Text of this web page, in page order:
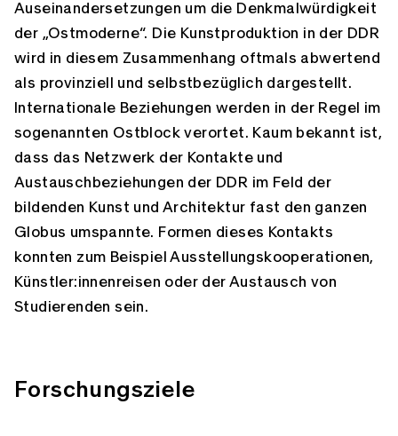
Auseinandersetzungen um die Denkmalwürdigkeit
der „Ostmoderne“. Die Kunstproduktion in der DDR
wird in diesem Zusammenhang oftmals abwertend
als provinziell und selbstbezüglich dargestellt.
Internationale Beziehungen werden in der Regel im
sogenannten Ostblock verortet. Kaum bekannt ist,
dass das Netzwerk der Kontakte und
Austauschbeziehungen der DDR im Feld der
bildenden Kunst und Architektur fast den ganzen
Globus umspannte. Formen dieses Kontakts
konnten zum Beispiel Ausstellungskooperationen,
Künstler:innenreisen oder der Austausch von
Studierenden sein.
Forschungsziele